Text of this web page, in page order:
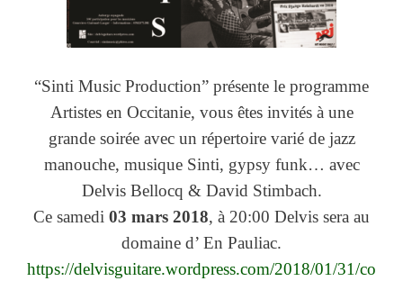
“Sinti Music Production” présente le programme
Artistes en Occitanie, vous êtesinvités à une
grande soirée avec un répertoire varié de jazz
manouche, musique Sinti, gypsy funk… avec
Delvis Bellocq & David Stimbach.
Ce samedi 03 mars 2018, à 20:00 Delvis sera au
domaine d’ En Pauliac.
https://delvisguitare.wordpress.com/2018/01/31/co